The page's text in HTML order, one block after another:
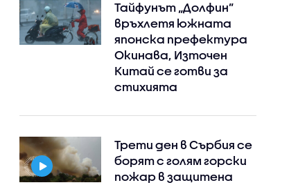
Тайфунът „Долфин”
връхлетя южната
японска префектура
Окинава, Източен
Китай се готви за
стихията
Трети ден в Сърбия се
борят с голям горски
пожар в защитена